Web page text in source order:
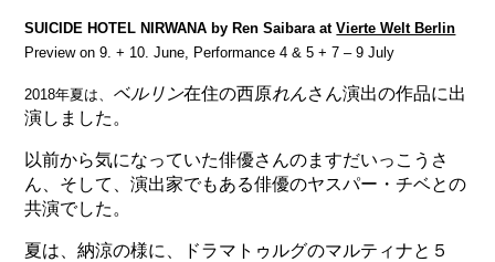
SUICIDE HOTEL NIRWANA by Ren Saibara atVierte Welt Berlin
Preview on 9. + 10. June, Performance 4 & 5 + 7 – 9 July
2018年夏は、 ベルリン在住の西原れんさん演出の作品に出
演しました。
以前から気になっていた俳優さんのますだいっこうさ
ん、そして、演出家でもある俳優のヤスパー・チベとの
共演でした。
夏は、納涼の様に、ドラマトゥルグのマルティナと５